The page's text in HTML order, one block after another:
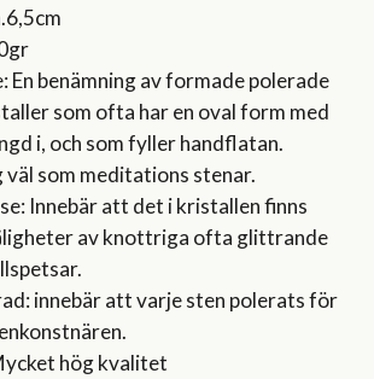
En benämning av formade polerade
som ofta har en oval form med
i, och som fyller handflatan.
väl som meditations stenar.
Innebär att det i kristallen finns
av knottriga ofta glittrande
innebär att varje sten polerats för
hög kvalitet